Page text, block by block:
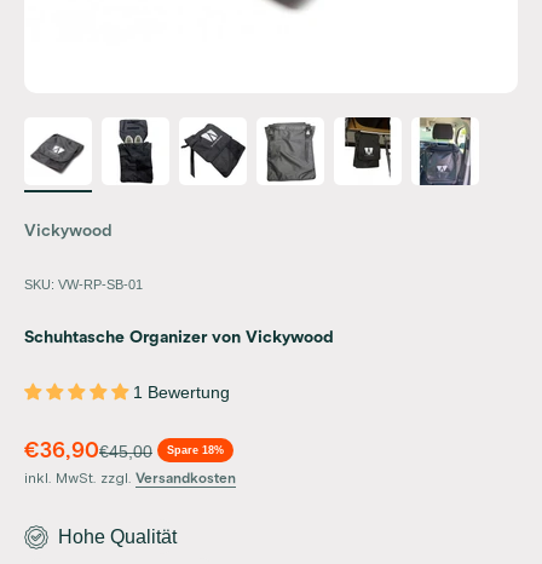
Vickywood
SKU: VW-RP-SB-01
Schuhtasche Organizer von Vickywood
1 Bewertung
Angebot
€36,90Regulärer Preis
€45,00 Spare 18%
inkl. MwSt. zzgl. Versandkosten
Hohe Qualität